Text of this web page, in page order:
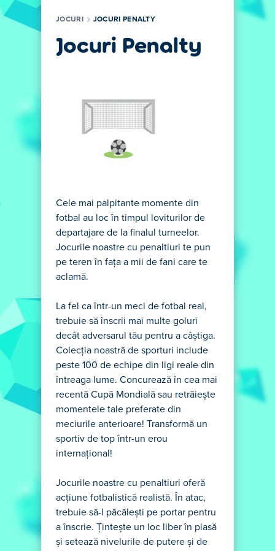
JOCURI JOCURI PENALTY
Jocuri Penalty
Cele mai palpitante momente din
fotbal au loc în timpul loviturilor de
departajare de la finalul turneelor.
Jocurile noastre cu penaltiuri te pun
pe teren în fața a mii de fani care te
aclamă.
La fel ca într-un meci de fotbal real,
trebuie să înscrii mai multe goluri
decât adversarul tău pentru a câștiga.
Colecția noastră de sporturi include
peste 100 de echipe din ligi reale din
întreaga lume. Concurează în cea mai
recentă Cupă Mondială sau retrăiește
momentele tale preferate din
meciurile anterioare! Transformă un
sportiv de top într-un erou
internațional!
Jocurile noastre cu penaltiuri oferă
acțiune fotbalistică realistă. În atac,
trebuie să-l păcălești pe portar pentru
a înscrie. Țintește un loc liber în plasă
și setează nivelurile de putere și de